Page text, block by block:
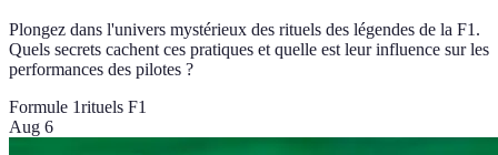
Plongez dans l'univers mystérieux des rituels des légendes de la F1.
Quels secrets cachent ces pratiques et quelle est leur influence sur les
performances des pilotes ?
Formule 1rituels F1
Aug 6